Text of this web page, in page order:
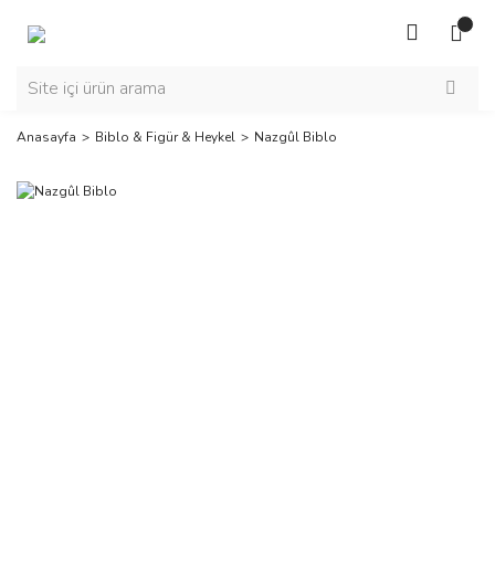
Anasayfa Biblo & Figür & Heykel Nazgûl Biblo